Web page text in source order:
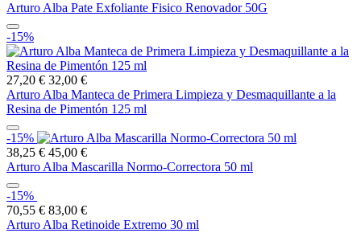
Arturo Alba Pate Exfoliante Fisico Renovador 50G
-15%
27,20 € 32,00 €
Arturo Alba Manteca de Primera Limpieza y Desmaquillante a la
Resina de Pimentón 125 ml
-15%
38,25 € 45,00 €
Arturo Alba Mascarilla Normo-Correctora 50 ml
-15%
70,55 € 83,00 €
Arturo Alba Retinoide Extremo 30 ml